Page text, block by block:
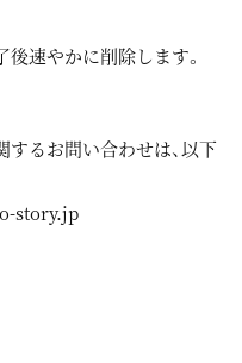
速やかに削除します。
するお問い合わせは、以下
story.jp